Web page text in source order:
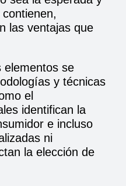
las ventajas que
elementos se
y técnicas
el
identifican la
e incluso
ni
la elección de